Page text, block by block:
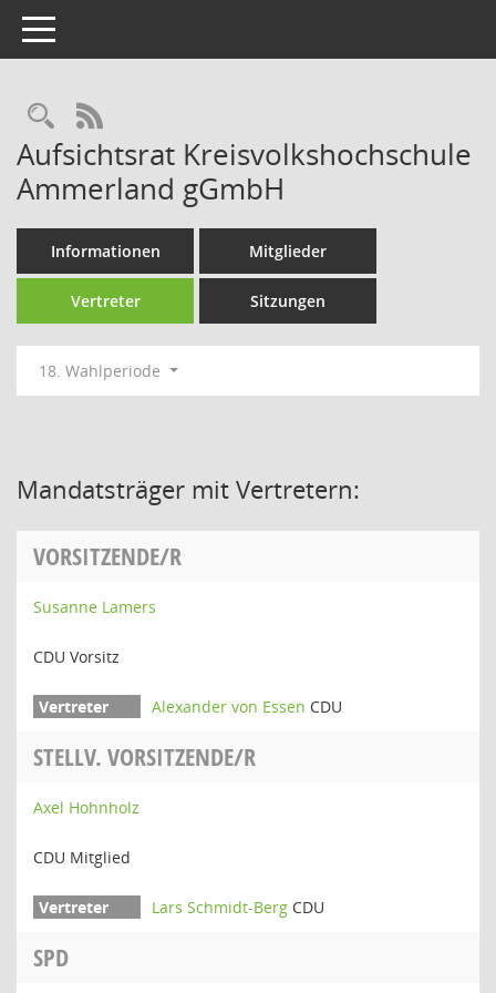
Toggle navigation
Rechercheauswahl
RSS-Feed
Aufsichtsrat Kreisvolkshochschule
Ammerland gGmbH
Informationen Mitglieder
Vertreter Sitzungen
18. Wahlperiode
Mandatsträger mit Vertretern:
VORSITZENDE/R
Susanne Lamers
CDU Vorsitz
Alexander von Essen CDU
STELLV. VORSITZENDE/R
Axel Hohnholz
CDU Mitglied
Lars Schmidt-Berg CDU
SPD